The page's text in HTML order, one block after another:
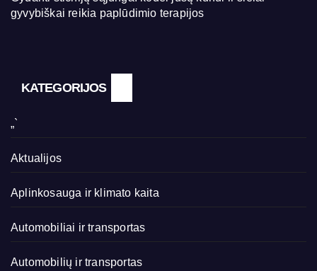
gyvybiškai reikia paplūdimio terapijos
KATEGORIJOS
„`
Aktualijos
Aplinkosauga ir klimato kaita
Automobiliai ir transportas
Automobilių ir transportas